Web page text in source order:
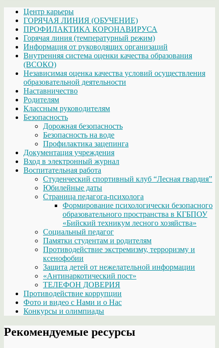
Центр карьеры
ГОРЯЧАЯ ЛИНИЯ (ОБУЧЕНИЕ)
ПРОФИЛАКТИКА КОРОНАВИРУСА
Горячая линия (температурный режим)
Информация от руководящих организаций
Внутренняя система оценки качества образования
(ВСОКО)
Независимая оценка качества условий осуществления
образовательной деятельности
Наставничество
Родителям
Классным руководителям
Безопасность
Дорожная безопасность
Безопасность на воде
Профилактика зацепинга
Документация учреждения
Вход в электронный журнал
Воспитательная работа
Студенческий спортивный клуб “Лесная гвардия”
Юбилейные даты
Страница педагога-психолога
Формирование психологически безопасного
образовательного пространства в КГБПОУ
«Бийский техникум лесного хозяйства»
Социальный педагог
Памятки студентам и родителям
Противодействие экстремизму, терроризму и
ксенофобии
Защита детей от нежелательной информации
«Антинаркотический пост»
ТЕЛЕФОН ДОВЕРИЯ
Противодействие коррупции
Фото и видео с Нами и о Нас
Конкурсы и олимпиады
Рекомендуемые ресурсы